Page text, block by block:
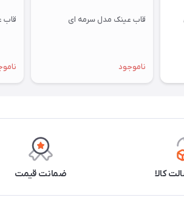
قاب عینک مدل سرمه ای
ناموجود
قاب
کالا ضمانت قیمت